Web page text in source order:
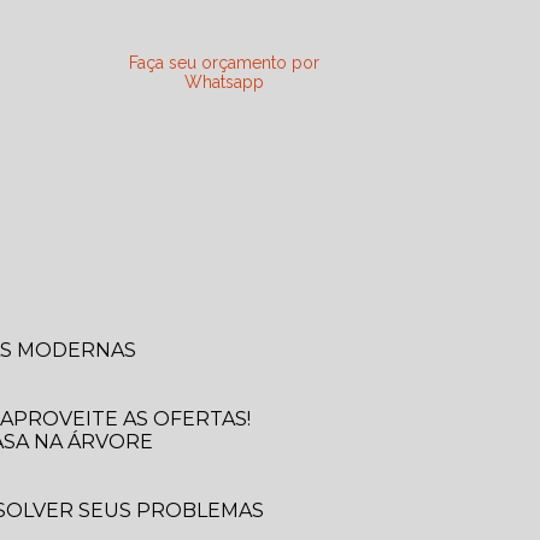
Faça seu orçamento por
Whatsapp
MODERNAS
AS OFERTAS!
NA ÁRVORE